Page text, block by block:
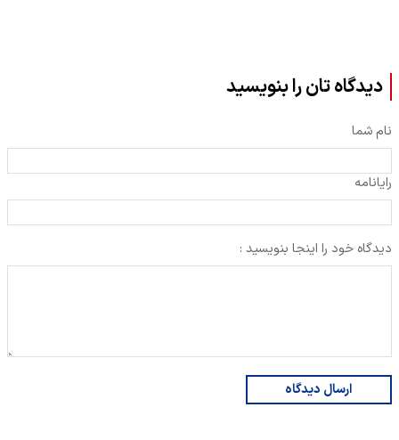
دیدگاه تان را بنویسید
نام شما
رایانامه
دیدگاه خود را اینجا بنویسید :
ارسال دیدگاه